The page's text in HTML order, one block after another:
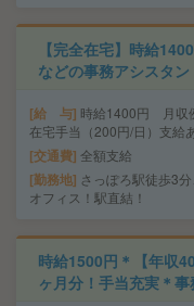
【完全在宅】時給
などの事務アシスタ
給 与 時給1400円 月
在宅手当（200円/日）支給
交通費 全額支給
勤務地 さっぽろ駅徒歩3
オフィス！駅直結！
時給1500円＊【年収
ヶ月分！手当充実＊